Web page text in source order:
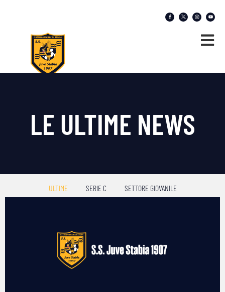
LE ULTIME NEWS
ULTIME SERIE C SETTORE GIOVANILE